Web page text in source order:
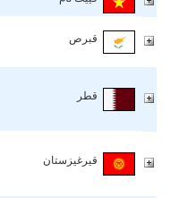
قبرص
قطر
قيرغيزستان